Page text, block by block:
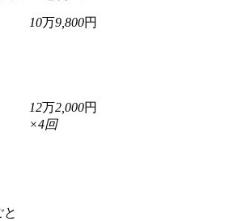
10万9,800円
12万2,000円
×4回